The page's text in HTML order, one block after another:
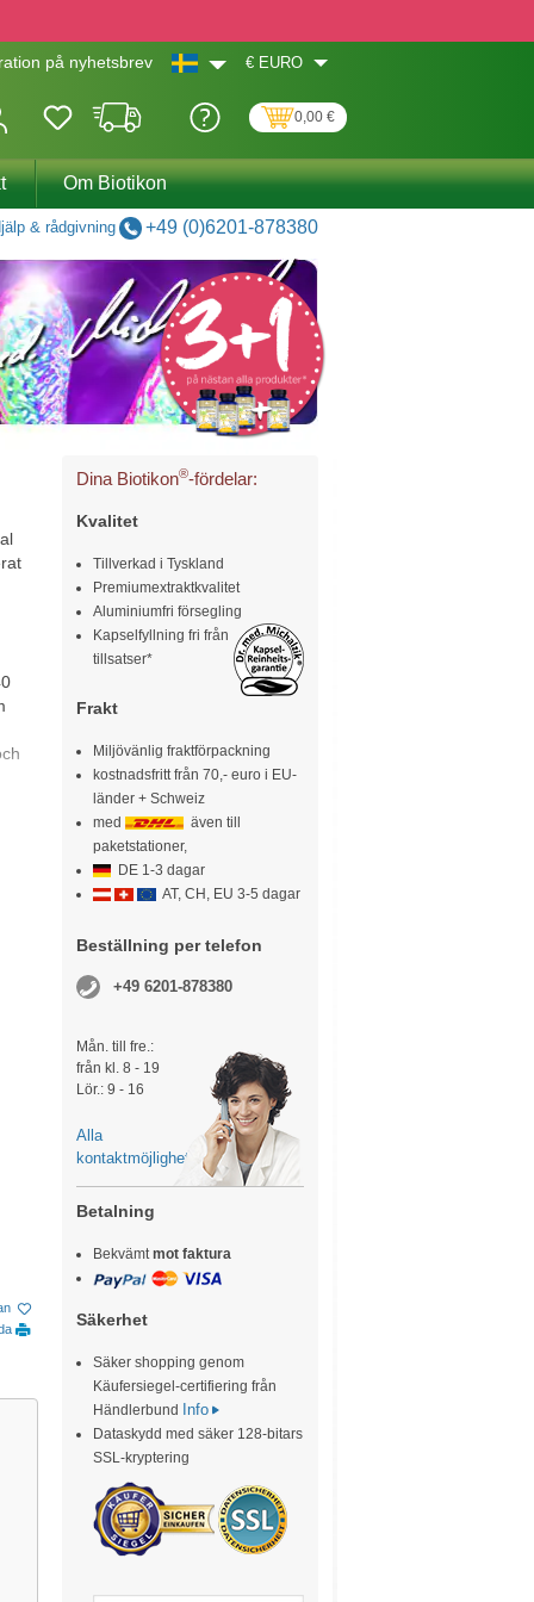
på nyhetsbrev € EURO
0,00 €
Om Biotikon
& rådgivning +49 (0)6201-878380
Dina Biotikon®-fördelar:
Kvalitet
Tillverkad i Tyskland
Premiumextraktkvalitet
Aluminiumfri försegling
Kapselfyllning fri från
tillsatser*
Frakt
Miljövänlig fraktförpackning
kostnadsfritt från 70,- euro i EU-
länder + Schweiz
med
även till
paketstationer,
DE 1-3 dagar
AT, CH, EU 3-5 dagar
Beställning per telefon
+49 6201-878380
Mån. till fre.:
från kl. 8 - 19
Lör.: 9 - 16
Alla
kontaktmöjligheter
Betalning
Bekvämtmot faktura
Säkerhet
Säker shopping genom
Käufersiegel-certifiering från
Händlerbund
Info
Dataskydd med säker 128-bitars
SSL-kryptering